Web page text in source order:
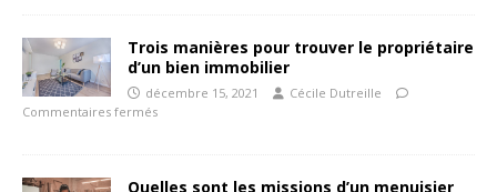
Trois manières pour trouver le propriétaire
d’un bien immobilier
décembre 15, 2021
Cécile Dutreille
Commentaires fermés
Quelles sont les missions d’un menuisier